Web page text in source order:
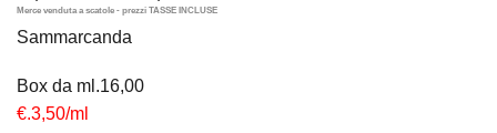
Sammarcanda
Box da ml.16,00
€.3,50/ml